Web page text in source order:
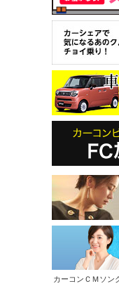
カーコンＣＭソン